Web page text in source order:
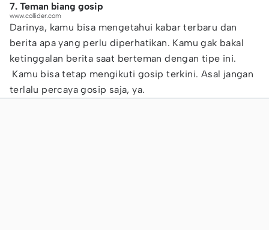
7. Teman biang gosip
www.collider.com
Darinya, kamu bisa mengetahui kabar terbaru dan
berita apa yang perlu diperhatikan. Kamu gak bakal
ketinggalan berita saat berteman dengan tipe ini.
Kamu bisa tetap mengikuti gosip terkini. Asal jangan
terlalu percaya gosip saja, ya.